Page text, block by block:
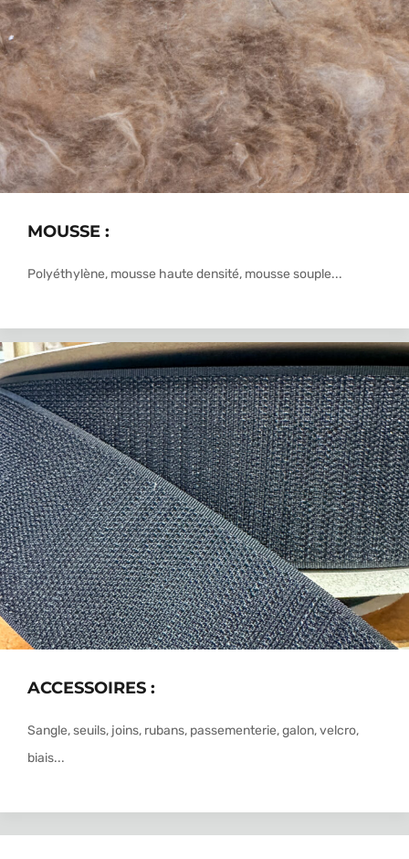
MOUSSE :
Polyéthylène, mousse haute densité, mousse souple...
ACCESSOIRES :
Sangle, seuils, joins, rubans, passementerie, galon, velcro,
biais...